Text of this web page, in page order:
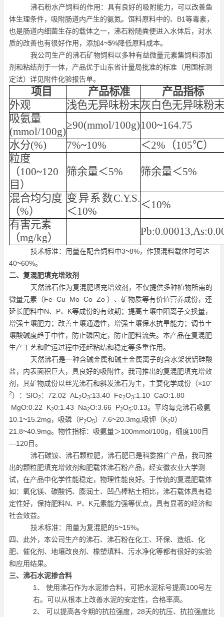
沸石粉水产饲料的作用：具有良好的吸附能力，可以改善鱼
体生理条件，吸附肠道内产生的氨氮。饵料原料中的、B1等毒素，
也是肠道内细菌生存的载体之一，沸石粉随粪便进入水体后，对水
质的改善也有很好作用，添加4~5%降低原料成本。
我公司生产的沸石矿物饲料以多种有益微量元素集饲料添加
剂和粘结剂于一体，产品优于山东省计量局批准的标准（用国标测
定法）详见附件化验报告单。
项目 产品标准
产品指标
外观
浅色无异味粉末灰白色无异味粉末
吸氨量
(mmol/100g)
≥90(mmol/100g)100~164.75
水分(%)
7%~10%
＜2%（105℃）
粒度
（100~120
目）
筛余量＜5% 筛余量＜5%
混合均匀度
（%）
变异系数C.Y.S.
＜10%
＜10%
有害元素
（mg/kg）
技术标准：用量在配合饲料中3~8%，作预混料载体时可达
40~60%。
二、复混肥填充增效剂
天然沸石作为复混肥填充增效剂，不仅提供多种植物所需的
微量元素（Fe Cu Mo Co Zo ）、矿物质等有价值营养成份，还
延长肥料中N、P、K等成份的有效期；提高土壤中阳离子交换量，
增强土壤肥力；改善土壤通透性，增强土壤保水抗旱能力；调节土
壤酸碱度趋于中性，防止磷固定，防止肥料流失。本产品在复混肥
生产工艺和贮运过程中还起粘结和稳定等多重作用。
天然沸石是一种含碱金属和碱土金属离子的含水架状铝硅酸
盐，内表面积巨大，具良好的吸附性。我司推出的复混肥填充增效
剂，其矿物成份以丝光沸石和斜发沸石为主，主要化学成份（×10-
2）：SIO2：72.02 AL2O3:13.40 Fe2O3:1.10 CaO:1.80
MgO:0.22 K20:1.43 Na2O:3.66 P2O5:0.13。平均每克沸石吸氨
10.1~15.2mg，吸磷（P2O5）7.6~20.3mg,吸钾（K20）
21.8~40.9mg。物性指标：吸氨量＞100mmol/100g，细度100目
—120目。
沸石碳铵、沸石颗粒肥，沸石肥已是科委推广产品，我司推
出的颗粒肥填充增效剂和肥载体沸石粉产品，经安徽农业大学测
试，在产品中化学性能稳定，物理性能良好。于传统的复混肥载体
如：氧化镁、碳酸钙、膨润土、凹凸棒粘土相比，沸石载体具有稳
定性好，保持肥料N、P、K元素能力强等优点，具有显著的经济和
社会效益。
技术标准：用量为复混肥的5~15%。
四、此外，本公司生产的沸石、沸石粉在化工、环保、造纸、化
肥、催化剂、地壤改良剂、橡塑填料、污水净化等都有很好的实验
和应用结果。
三、沸石水泥掺合料
1、 使用沸石作为水泥掺合料，可把水泥标号提高100号左
右。可以从根本上改善水泥的安定性，合格率高。
2、 可以提高各令期的抗拉强度，28天的抗压、抗拉强度比